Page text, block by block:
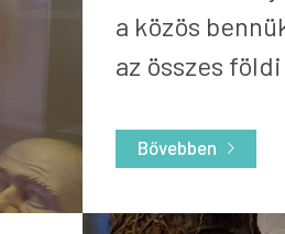
a közös
az összes
Bővebben